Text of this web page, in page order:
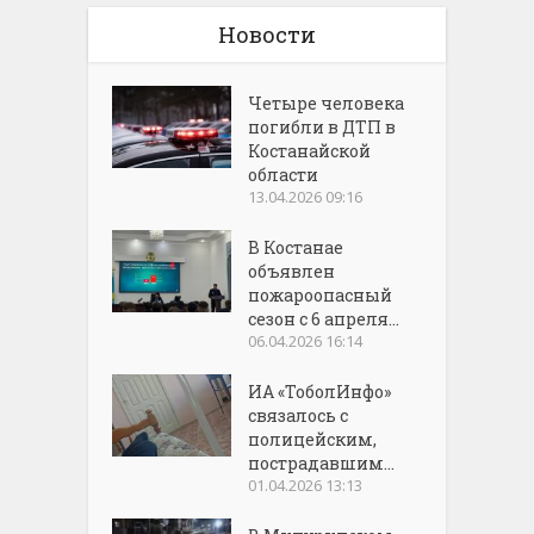
Новости
Четыре человека
погибли в ДТП в
Костанайской
области
13.04.2026 09:16
В Костанае
объявлен
пожароопасный
сезон с 6 апреля...
06.04.2026 16:14
ИА «ТоболИнфо»
связалось с
полицейским,
пострадавшим...
01.04.2026 13:13